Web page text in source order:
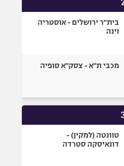
ספורט מוטורי
בייסבול MLB
גיימינג E-Sports
בית"ר ירושלים - אוסטריה
וינה
מכבי ת"א - צסק"א סופיה
טוונטה (למקין) -
דונאיסקה סטרדה